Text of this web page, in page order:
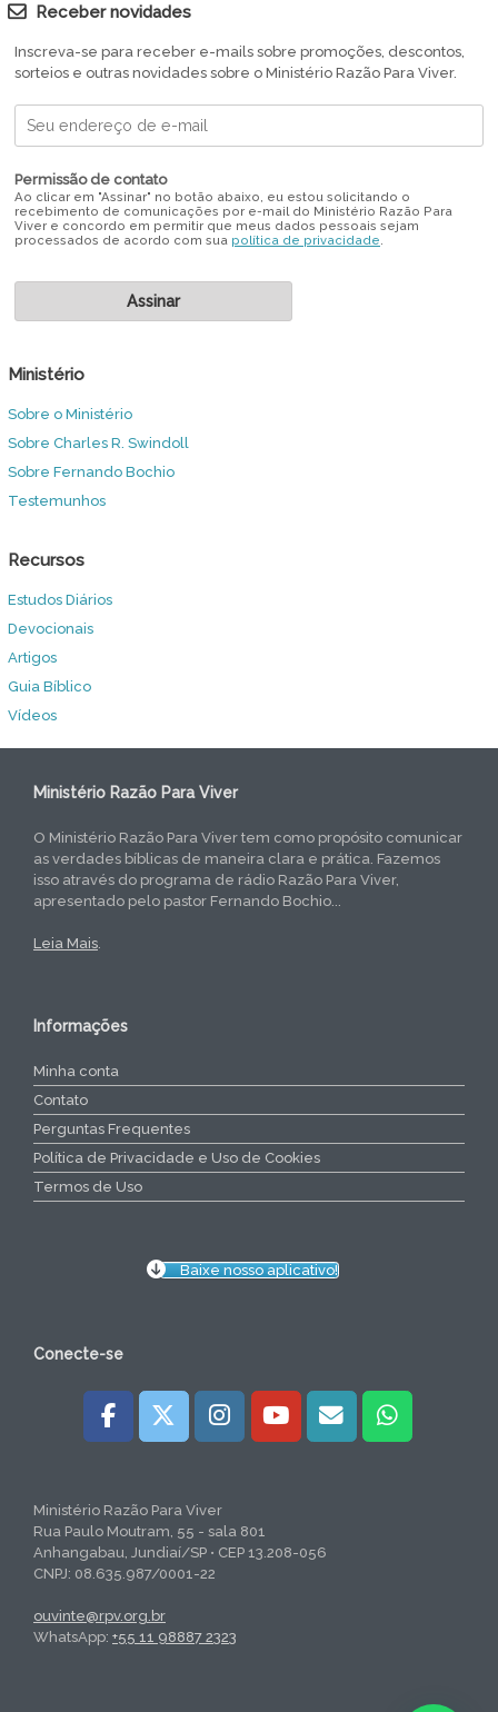
Receber novidades
Inscreva-se para receber e-mails sobre promoções, descontos,
sorteios e outras novidades sobre o Ministério Razão Para Viver.
Permissão de contato
Ao clicar em "Assinar" no botão abaixo, eu estou solicitando o
recebimento de comunicações por e-mail do Ministério Razão Para
Viver e concordo em permitir que meus dados pessoais sejam
processados de acordo com sua política de privacidade.
Ministério
Sobre o Ministério
Sobre Charles R. Swindoll
Sobre Fernando Bochio
Testemunhos
Recursos
Estudos Diários
Devocionais
Artigos
Guia Bíblico
Vídeos
Ministério Razão Para Viver
O Ministério Razão Para Viver tem como propósito comunicar
as verdades bíblicas de maneira clara e prática. Fazemos
isso através do programa de rádio Razão Para Viver,
apresentado pelo pastor Fernando Bochio...
Leia Mais.
Informações
Minha conta
Contato
Perguntas Frequentes
Política de Privacidade e Uso de Cookies
Termos de Uso
Baixe nosso aplicativo!
Conecte-se
Ministério Razão Para Viver
Rua Paulo Moutram, 55 - sala 801
Anhangabau, Jundiaí/SP • CEP 13.208-056
CNPJ: 08.635.987/0001-22
ouvinte@rpv.org.br
WhatsApp: +55 11 98887 2323